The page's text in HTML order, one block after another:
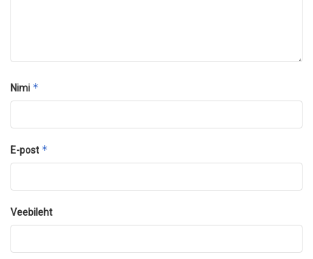
Nimi *
E-post *
Veebileht